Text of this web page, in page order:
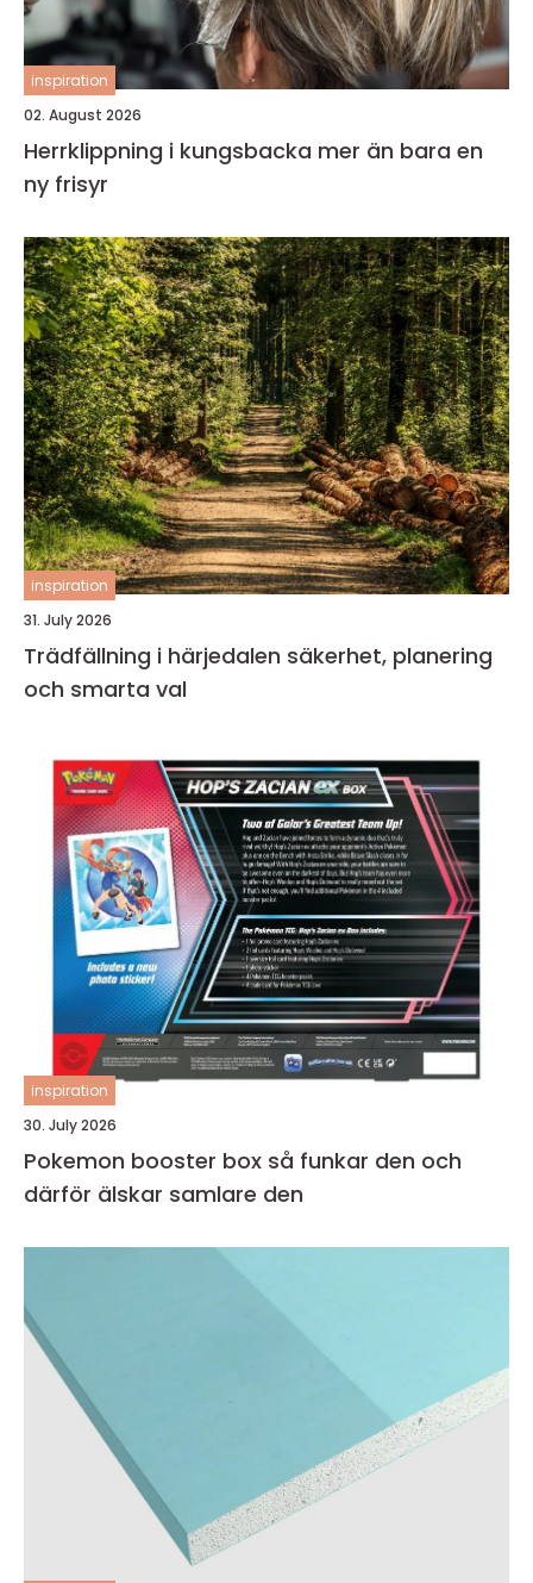
inspiration
02. August 2026
Herrklippning i kungsbacka mer än bara en
ny frisyr
inspiration
31. July 2026
Trädfällning i härjedalen säkerhet, planering
och smarta val
inspiration
30. July 2026
Pokemon booster box så funkar den och
därför älskar samlare den